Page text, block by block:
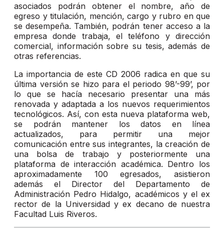
asociados podrán obtener el nombre, año de
egreso y titulación, mención, cargo y rubro en que
se desempeña. También, podrán tener acceso a la
empresa donde trabaja, el teléfono y dirección
comercial, información sobre su tesis, además de
otras referencias.
La importancia de este CD 2006 radica en que su
última versión se hizo para el periodo 98’-99’, por
lo que se hacía necesario presentar una más
renovada y adaptada a los nuevos requerimientos
tecnológicos. Así, con esta nueva plataforma web,
se podrán mantener los datos en línea
actualizados, para permitir una mejor
comunicación entre sus integrantes, la creación de
una bolsa de trabajo y posteriormente una
plataforma de interacción académica. Dentro los
aproximadamente 100 egresados, asistieron
además el Director del Departamento de
Administración Pedro Hidalgo, académicos y el ex
rector de la Universidad y ex decano de nuestra
Facultad Luis Riveros.